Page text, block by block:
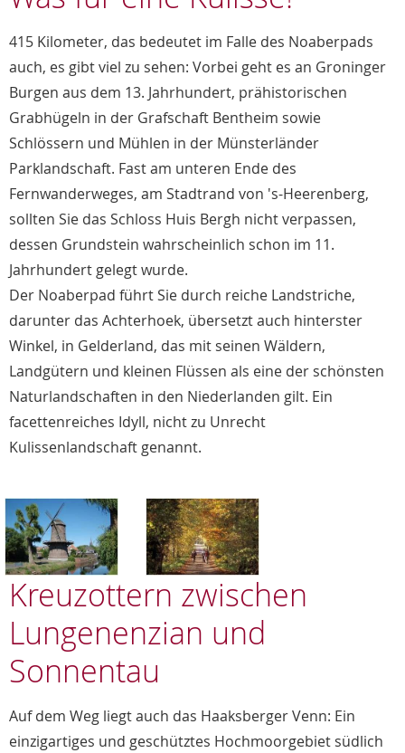
415 Kilometer, das bedeutet im Falle des Noaberpads
auch, es gibt viel zu sehen: Vorbei geht es an Groninger
Burgen aus dem 13. Jahrhundert, prähistorischen
Grabhügeln in der Grafschaft Bentheim sowie
Schlössern und Mühlen in der Münsterländer
Parklandschaft. Fast am unteren Ende des
Fernwanderweges, am Stadtrand von 's-Heerenberg,
sollten Sie das Schloss Huis Bergh nicht verpassen,
dessen Grundstein wahrscheinlich schon im 11.
Jahrhundert gelegt wurde.
Der Noaberpad führt Sie durch reiche Landstriche,
darunter das Achterhoek, übersetzt auch hinterster
Winkel, in Gelderland, das mit seinen Wäldern,
Landgütern und kleinen Flüssen als eine der schönsten
Naturlandschaften in den Niederlanden gilt. Ein
facettenreiches Idyll, nicht zu Unrecht
Kulissenlandschaft genannt.
Kreuzottern zwischen
Lungenenzian und
Sonnentau
Auf dem Weg liegt auch das Haaksberger Venn: Ein
einzigartiges und geschütztes Hochmoorgebiet südlich